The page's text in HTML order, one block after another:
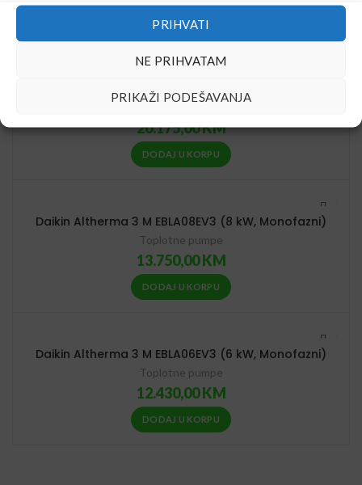
PRIHVATI
NE PRIHVATAM
PRIKAŽI PODEŠAVANJA
Daikin Altherma 3 M EBLA16DW1 (16 kW, Monofazni)
20.175,00KM
DODAJ U KORPU
Daikin Altherma 3 M EBLA08EV3 (8 kW, Monofazni)
Toplotne pumpe
13.750,00KM
DODAJ U KORPU
Daikin Altherma 3 M EBLA06EV3 (6 kW, Monofazni)
Toplotne pumpe
12.430,00KM
DODAJ U KORPU